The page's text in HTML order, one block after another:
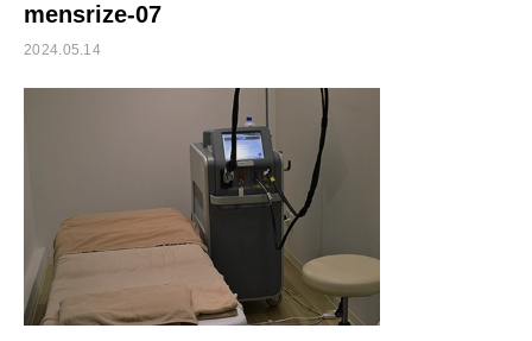
mensrize-07
2024.05.14